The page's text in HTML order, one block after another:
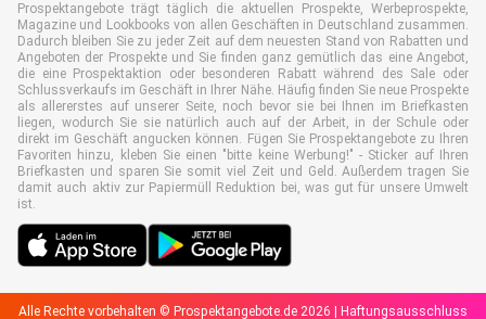
Prospektangebote trägt täglich die aktuellen Prospekte, Werbeprospekte,
Magazine und Lookbooks von allen Geschäften in Deutschland zusammen.
Dadurch bleiben Sie zu jeder Zeit auf dem neuesten Stand von Rabatten und
Angeboten der Prospekte und Sie finden ganz gemütlich das eine Angebot,
die eine Prospektaktion oder besonderen Rabatt während des Sale oder
Schlussverkaufs im Geschäft in Ihrer Nähe. Häufig finden Sie neue Prospekte
als allererstes auf unserer Seite, noch bevor sie bei Ihnen im Briefkasten
liegen, wodurch Sie sie natürlich auch auf der Arbeit, in der Schule oder
direkt im Geschäft angucken können. Fügen Sie Prospektangebote zu Ihren
Favoriten hinzu, kleben Sie einen "bitte keine Werbung!" - Sticker auf Ihren
Briefkasten und sparen Sie somit viel Zeit und Geld. Außerdem tragen Sie
damit auch aktiv zur Papiermüll Reduktion bei, was gut für unsere Umwelt
ist.
Alle Rechte vorbehalten © Prospektangebote.de 2026 | Haftungsausschluss